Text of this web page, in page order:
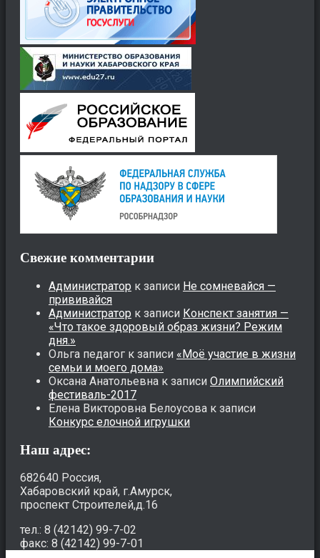
Свежие комментарии
Администратор к записи Не сомневайся —
прививайся
Администратор к записи Конспект занятия —
«Что такое здоровый образ жизни? Режим
дня.»
Ольга педагог к записи «Моё участие в жизни
семьи и моего дома»
Оксана Анатольевна к записи Олимпийский
фестиваль-2017
Елена Викторовна Белоусова к записи
Конкурс елочной игрушки
Наш адрес:
682640 Россия,
Хабаровский край, г.Амурск,
проспект Строителей,д.16
тел.: 8 (42142) 99-7-02
факс: 8 (42142) 99-7-01